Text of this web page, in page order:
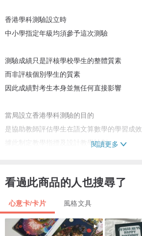
香港學科測驗設立時
中小學指定年級均須參予這次測驗
測驗成績只是評核學校學生的整體質素
而非評核個別學生的質素
因此成績對考生本身並無任何直接影響
當局設立香港學科測驗的目的
是協助教師評估學生在語文算數學的學習成效
據此制定教學指摽及設計教學計劃
閱讀更多
看過此商品的人也搜尋了
心意卡/卡片 風格文具